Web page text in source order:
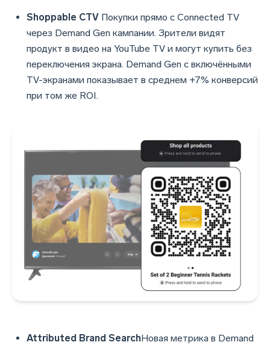
Shoppable CTV Покупки прямо с Connected TV
через Demand Gen кампании. Зрители видят
продукт в видео на YouTube TV и могут купить без
переключения экрана. Demand Gen с включёнными
TV-экранами показывает в среднем +7% конверсий
при том же ROI.
Attributed Brand SearchНовая метрика в Demand